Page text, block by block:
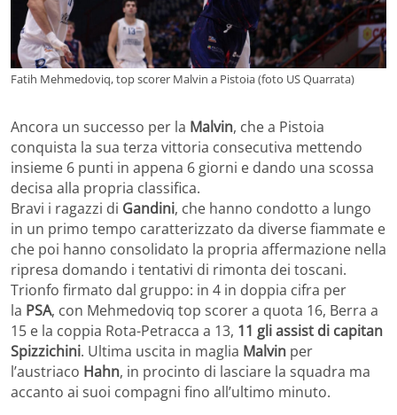
Fatih Mehmedoviq, top scorer Malvin a Pistoia (foto US Quarrata)
Ancora un successo per la Malvin, che a Pistoia
conquista la sua terza vittoria consecutiva mettendo
insieme 6 punti in appena 6 giorni e dando una scossa
decisa alla propria classifica.
Bravi i ragazzi di Gandini, che hanno condotto a lungo
in un primo tempo caratterizzato da diverse fiammate e
che poi hanno consolidato la propria affermazione nella
ripresa domando i tentativi di rimonta dei toscani.
Trionfo firmato dal gruppo: in 4 in doppia cifra per
la PSA, con Mehmedoviq top scorer a quota 16, Berra a
15 e la coppia Rota-Petracca a 13, 11 gli assist di capitan
Spizzichini. Ultima uscita in maglia Malvin per
l’austriaco Hahn, in procinto di lasciare la squadra ma
accanto ai suoi compagni fino all’ultimo minuto.